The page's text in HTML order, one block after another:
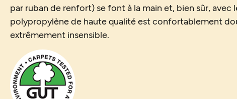
par ruban de renfort) se font à la main et, bien sûr, avec
polypropylène de haute qualité est confortablement
extrêmement insensible.